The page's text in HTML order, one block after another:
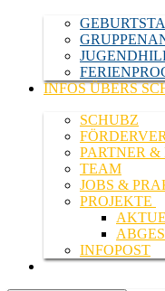
INFOS ÜBERS
SCHUBZ
PARTNER &
TEAM
JOBS &
PROJEKTE
INFOPOST